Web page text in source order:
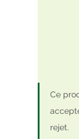
Ce
rejet.